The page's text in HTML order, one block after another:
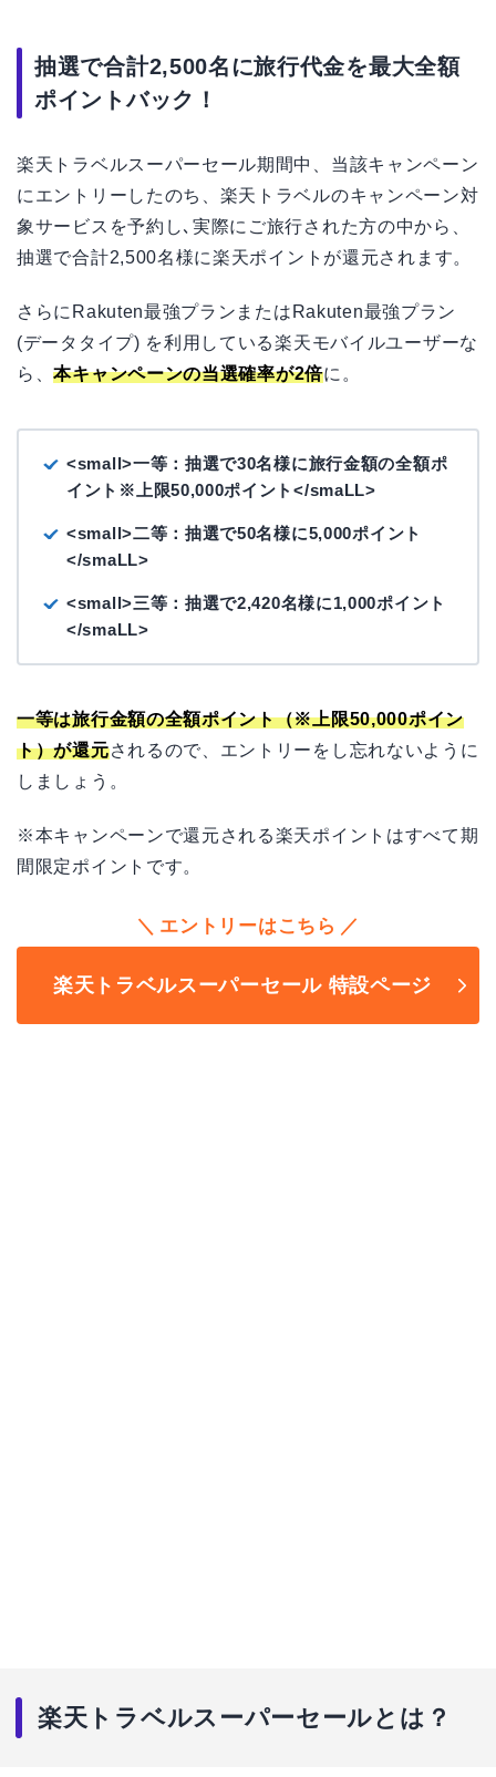
抽選で合計2,500名に旅行代金を最大全額
ポイントバック！
楽天トラベルスーパーセール期間中、当該キャンペーン
にエントリーしたのち、楽天トラベルのキャンペーン対
象サービスを予約し､実際にご旅行された方の中から、
抽選で合計2,500名様に楽天ポイントが還元されます。
さらにRakuten最強プランまたはRakuten最強プラン
(データタイプ) を利用している楽天モバイルユーザーな
ら、本キャンペーンの当選確率が2倍に。
<small>一等：抽選で30名様に旅行金額の全額ポ
イント※上限50,000ポイント</smaLL>
<small>二等：抽選で50名様に5,000ポイント
</smaLL>
<small>三等：抽選で2,420名様に1,000ポイント
</smaLL>
一等は旅行金額の全額ポイント（※上限50,000ポイン
ト）が還元されるので、エントリーをし忘れないように
しましょう。
※本キャンペーンで還元される楽天ポイントはすべて期
間限定ポイントです。
エントリーはこちら
楽天トラベルスーパーセール 特設ページ
楽天トラベルスーパーセールとは？